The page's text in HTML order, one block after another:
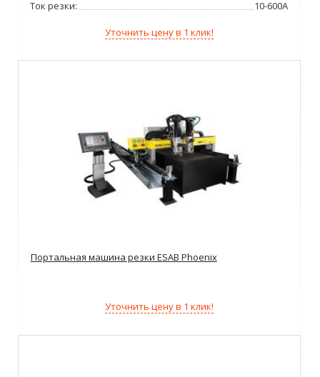
Ток резки:
10-600А
Уточнить цену в 1 клик!
Портальная машина резки ESAB Phoenix
Уточнить цену в 1 клик!